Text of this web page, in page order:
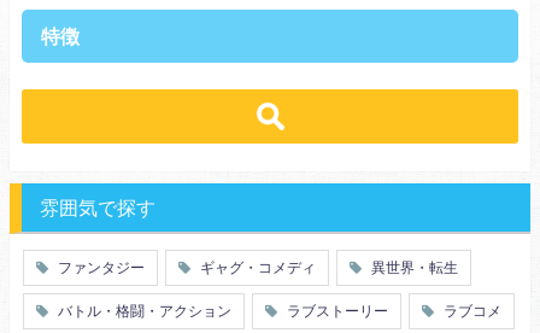
ラブストーリー
歴史・時代劇
特徴
職業
働く女子
特殊能力
百合
ドロ沼
萌え系
青春
仲間
幼なじみ
オタク
動物
雰囲気で探す
ファンタジー ギャグ・コメディ 異世界・転生
バトル・格闘・アクション ラブストーリー ラブコメ